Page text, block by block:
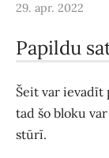
29. apr. 2022
Papildu
Šeit var ievadīt
tad šo bloku
stūrī.